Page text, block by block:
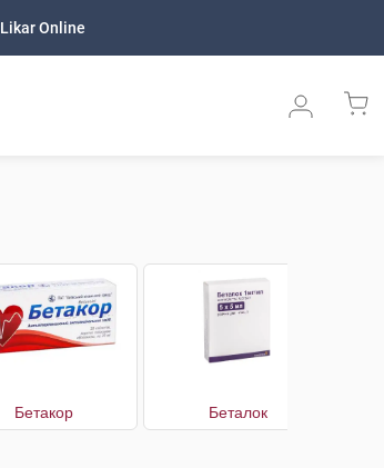
Likar Online
Бетакор Беталок